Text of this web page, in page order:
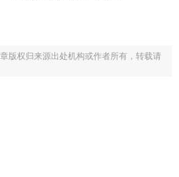
版权归来源出处机构或作者所有，转载请